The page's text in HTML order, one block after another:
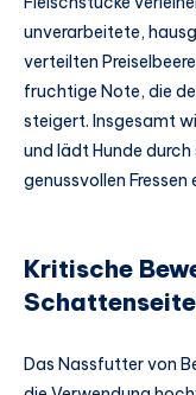
unverarbeitete,
verteilten
fruchtige Note, die
steigert. Insgesamt
und lädt Hunde
genussvollen Fressen
Kritische
Das Nassfutter von